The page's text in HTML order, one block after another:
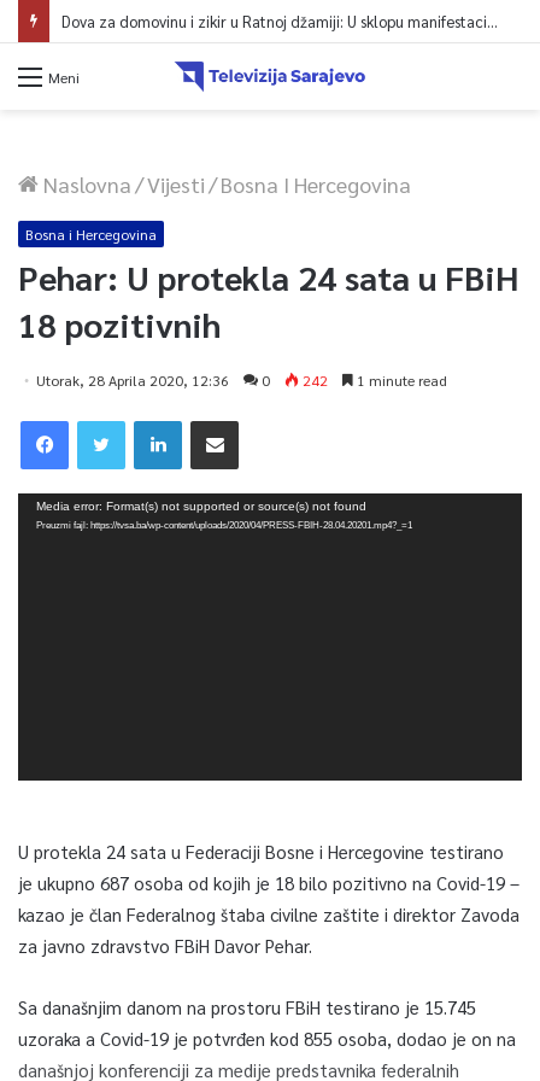
Dova za domovinu i zikir u Ratnoj džamiji: U sklopu manifestacije „Odbrana BiH – Igman 2026“ odana počast herojima
Meni
Naslovna/Vijesti/Bosna I Hercegovina
Bosna i Hercegovina
Pehar: U protekla 24 sata u FBiH
18 pozitivnih
Utorak, 28 Aprila 2020, 12:36 0 242 1 minute read
Video
Player
Media error: Format(s) not supported or source(s) not found
Preuzmi fajl: https://tvsa.ba/wp-content/uploads/2020/04/PRESS-FBIH-28.04.20201.mp4?_=1
U protekla 24 sata u Federaciji Bosne i Hercegovine testirano
je ukupno 687 osoba od kojih je 18 bilo pozitivno na Covid-19 –
kazao je član Federalnog štaba civilne zaštite i direktor Zavoda
za javno zdravstvo FBiH Davor Pehar.
Sa današnjim danom na prostoru FBiH testirano je 15.745
uzoraka a Covid-19 je potvrđen kod 855 osoba, dodao je on na
današnjoj konferenciji za medije predstavnika federalnih